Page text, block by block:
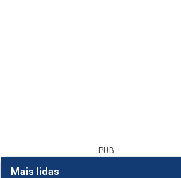
PUB
Mais lidas